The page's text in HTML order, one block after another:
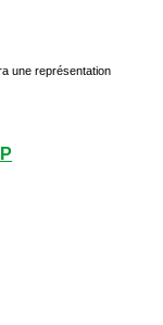
une représentation